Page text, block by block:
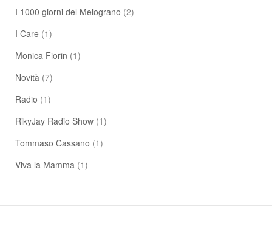
I 1000 giorni del Melograno (2)
I Care (1)
Monica Fiorin (1)
Novità (7)
Radio (1)
RikyJay Radio Show (1)
Tommaso Cassano (1)
Viva la Mamma (1)